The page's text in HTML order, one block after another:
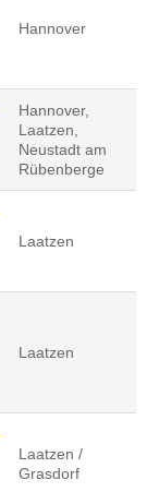
Hannover
Hannover,
Laatzen,
Neustadt am
Rübenberge
Laatzen
Laatzen
Laatzen /
Grasdorf